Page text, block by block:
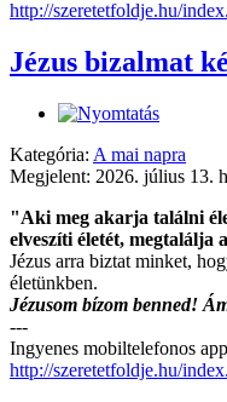
http://szeretetfoldje.hu/
Jézus bizalmat
Kategória: A mai napra
Megjelent: 2026. július 13.
"Aki meg akarja találni
elveszíti életét, megtalálja
Jézus arra biztat minket,
életünkben.
Jézusom bízom benned!
---
Ingyenes mobiltelefonos
http://szeretetfoldje.hu/